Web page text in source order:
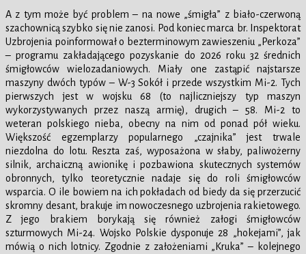
A z tym może być problem – na nowe „śmigła” z biało-czerwoną
szachownicą szybko się nie zanosi. Pod koniec marca br. Inspektorat
Uzbrojenia poinformował o bezterminowym zawieszeniu „Perkoza”
– programu zakładającego pozyskanie do 2026 roku 32 średnich
śmigłowców wielozadaniowych. Miały one zastąpić najstarsze
maszyny dwóch typów – W-3 Sokół i przede wszystkim Mi-2. Tych
pierwszych jest w wojsku 68 (to najliczniejszy typ maszyn
wykorzystywanych przez naszą armię), drugich – 58. Mi-2 to
weteran polskiego nieba, obecny na nim od ponad pół wieku.
Większość egzemplarzy popularnego „czajnika” jest trwale
niezdolna do lotu. Reszta zaś, wyposażona w słaby, paliwożerny
silnik, archaiczną awionikę i pozbawiona skutecznych systemów
obronnych, tylko teoretycznie nadaje się do roli śmigłowców
wsparcia. O ile bowiem na ich pokładach od biedy da się przerzucić
skromny desant, brakuje im nowoczesnego uzbrojenia rakietowego.
Z jego brakiem borykają się również załogi śmigłowców
szturmowych Mi-24. Wojsko Polskie dysponuje 28 „hokejami”, jak
mówią o nich lotnicy. Zgodnie z założeniami „Kruka” – kolejnego